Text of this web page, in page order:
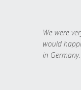
We were
would
in Germany.